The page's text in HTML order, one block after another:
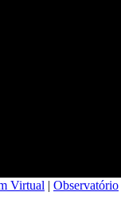
Virtual | Observatório